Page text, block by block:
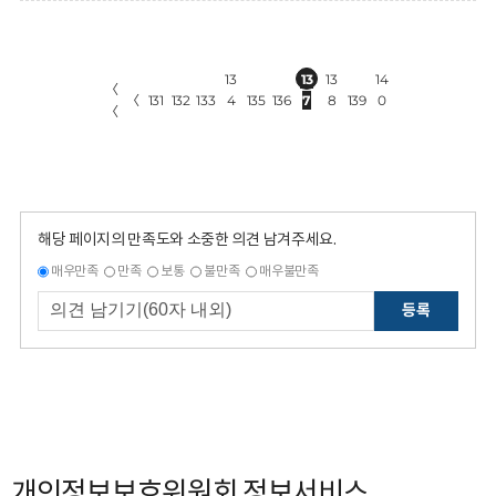
〈
〈
〈 131 132 133
13
4
135 136
13
7
13
8
139
14
0
해당 페이지의 만족도와 소중한 의견 남겨주세요.
매우만족 만족 보통 불만족 매우불만족
등록